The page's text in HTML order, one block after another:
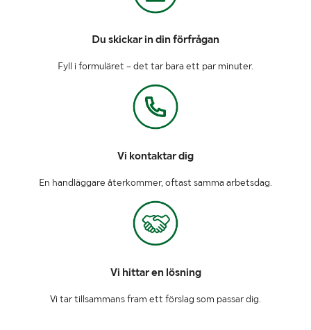
Du skickar in din förfrågan
Fyll i formuläret – det tar bara ett par minuter.
Vi kontaktar dig
En handläggare återkommer, oftast samma arbetsdag.
Vi hittar en lösning
Vi tar tillsammans fram ett förslag som passar dig.